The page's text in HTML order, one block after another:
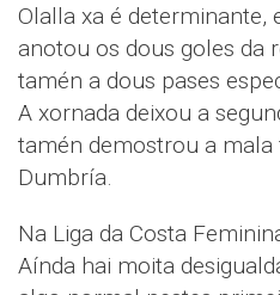
Olalla xa é determinante,
anotou os dous goles da
tamén a dous pases
A xornada deixou a
tamén demostrou a
Dumbría.
Na Liga da Costa
Aínda hai moita